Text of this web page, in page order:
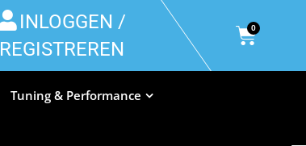
INLOGGEN /
REGISTREREN
0
Tuning & Performance